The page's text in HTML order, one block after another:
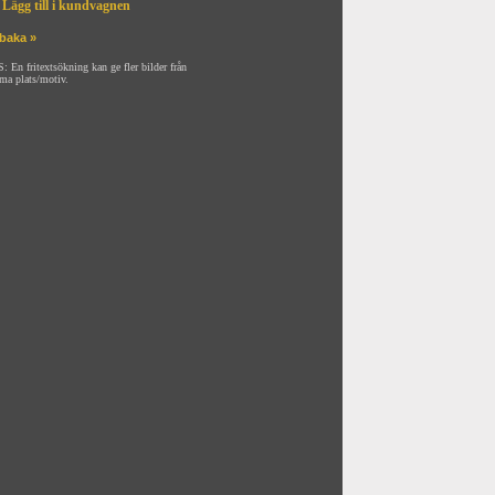
Lägg till i kundvagnen
»
En fritextsökning kan ge fler bilder från
plats/motiv.